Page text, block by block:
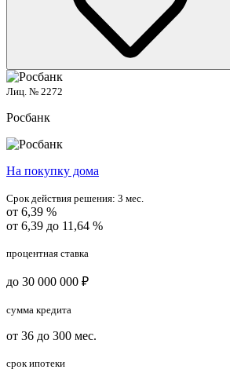
Лиц. № 2272
Росбанк
На покупку дома
Срок действия решения: 3 мес.
от 6,39 %
от 6,39 до 11,64 %
процентная ставка
до 30 000 000 ₽
сумма кредита
от 36 до 300 мес.
срок ипотеки